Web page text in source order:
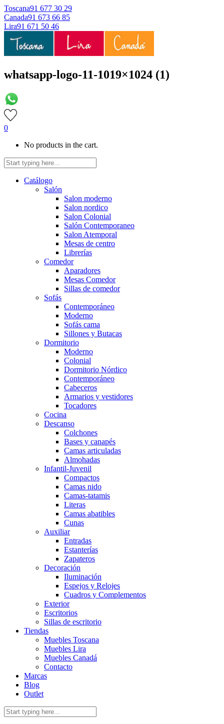
Toscana91 677 30 29
Canada91 673 66 85
Lira91 671 50 46
whatsapp-logo-11-1019×1024 (1)
0
No products in the cart.
Catálogo
Salón
Salon moderno
Salon nordico
Salon Colonial
Salón Contemporaneo
Salon Atemporal
Mesas de centro
Librerías
Comedor
Aparadores
Mesas Comedor
Sillas de comedor
Sofás
Contemporáneo
Moderno
Sofás cama
Sillones y Butacas
Dormitorio
Moderno
Colonial
Dormitorio Nórdico
Contemporáneo
Cabeceros
Armarios y vestidores
Tocadores
Cocina
Descanso
Colchones
Bases y canapés
Camas articuladas
Almohadas
Infantil-Juvenil
Compactos
Camas nido
Camas-tatamis
Literas
Camas abatibles
Cunas
Auxiliar
Entradas
Estanterías
Zapateros
Decoración
Iluminación
Espejos y Relojes
Cuadros y Complementos
Exterior
Escritorios
Sillas de escritorio
Tiendas
Muebles Toscana
Muebles Lira
Muebles Canadá
Contacto
Marcas
Blog
Outlet